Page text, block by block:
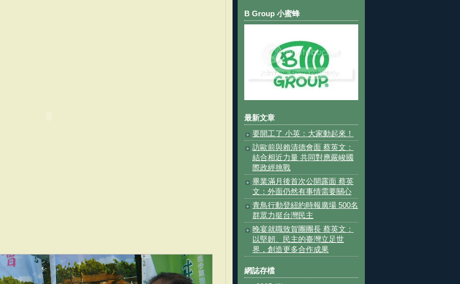
B Group 小蜜蜂
最新文章
要開工了 小英：大家動起來！
訪歐前與賴清德會面 蔡英文：
結合相近力量 共同對應嚴峻國
際政經挑戰
畢業滿月後首次公開露面 蔡英
文：外面仍然有事情需要關心
青鳥行動登紐約時報廣場 500名
群眾力挺台灣民主
晚宴就職致賀團團長 蔡英文：
以堅韌、民主的臺灣立足世
界，創造更多合作成果
網誌存檔